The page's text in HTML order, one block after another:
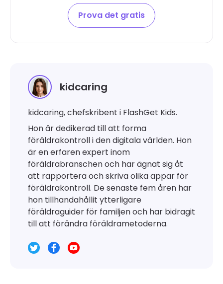
Prova det gratis
kidcaring
kidcaring, chefskribent i FlashGet Kids.
Hon är dedikerad till att forma
föräldrakontroll i den digitala världen. Hon
är en erfaren expert inom
föräldrabranschen och har ägnat sig åt
att rapportera och skriva olika appar för
föräldrakontroll. De senaste fem åren har
hon tillhandahållit ytterligare
föräldraguider för familjen och har bidragit
till att förändra föräldrametoderna.